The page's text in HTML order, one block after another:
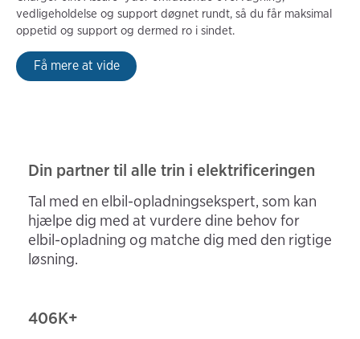
vedligeholdelse og support døgnet rundt, så du får maksimal
oppetid og support og dermed ro i sindet.
Få mere at vide
Din partner til alle trin i elektrificeringen
Tal med en elbil-opladningsekspert, som kan
hjælpe dig med at vurdere dine behov for
elbil-opladning og matche dig med den rigtige
løsning.
406K+